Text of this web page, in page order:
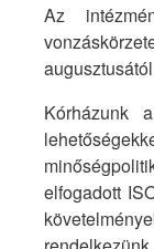
Az
Kórházunk
elfogadott